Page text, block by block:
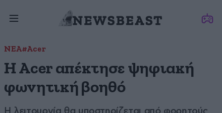
ΝΕΑ#Acer
Η Acer απέκτησε ψηφιακή
φωνητική βοηθό
Η λειτουργία θα υποστηρίζεται από φορητούς